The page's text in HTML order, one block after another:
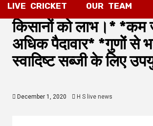
LIVE CRICKET OUR TEAM
मशरूम की उन्नतिशील
किसानों को लाभ।* *कम
अधिक पैदावार* *गुणों से
स्वादिष्ट सब्जी के लिए
December 1, 2020 H S live news